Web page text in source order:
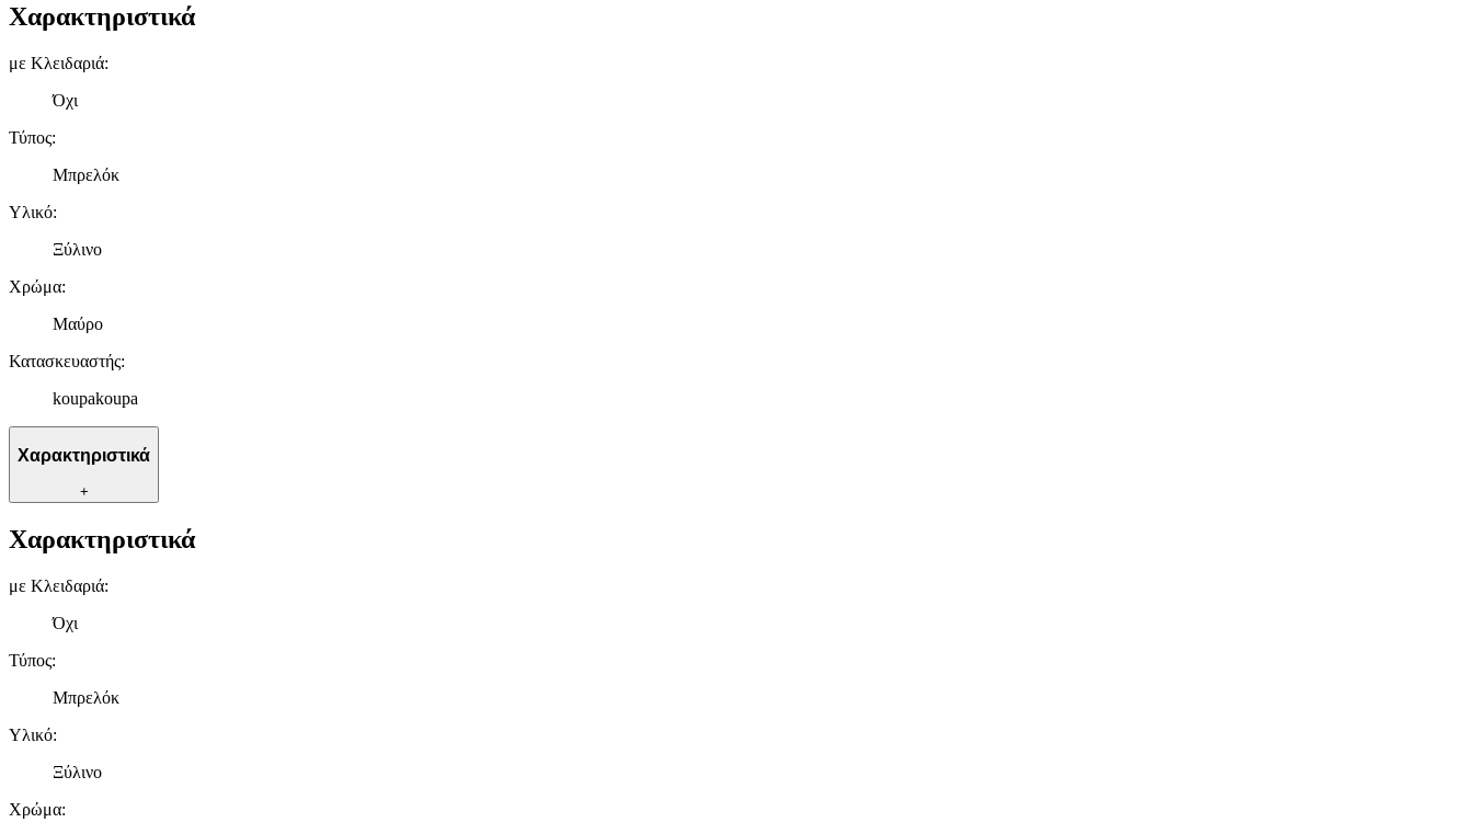
Χαρακτηριστικά
με Κλειδαριά:
Όχι
Τύπος:
Μπρελόκ
Υλικό:
Ξύλινο
Χρώμα:
Μαύρο
Κατασκευαστής:
koupakoupa
Χαρακτηριστικά
+
Χαρακτηριστικά
με Κλειδαριά:
Όχι
Τύπος:
Μπρελόκ
Υλικό:
Ξύλινο
Χρώμα: